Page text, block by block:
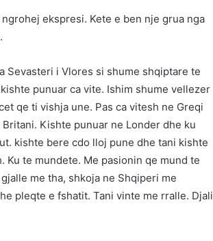
ekspresi. Kete e ben nje grua nga
Sevasteri i Vlores si shume shqiptare te
punuar ca vite. Ishim shume vellezer
qe ti vishja une. Pas ca vitesh ne Greqi
Kishte punuar ne Londer dhe ku
kishte bere cdo lloj pune dhe tani kishte
te mundete. Me pasionin qe mund te
me tha, shkoja ne Shqiperi me
pleqte e fshatit. Tani vinte me rralle. Djali